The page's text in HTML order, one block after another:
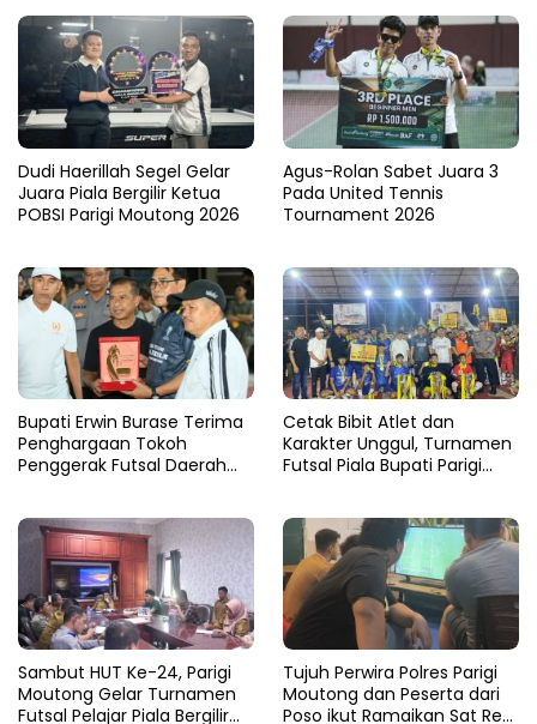
Dudi Haerillah Segel Gelar
Juara Piala Bergilir Ketua
POBSI Parigi Moutong 2026
Agus-Rolan Sabet Juara 3
Pada United Tennis
Tournament 2026
Bupati Erwin Burase Terima
Penghargaan Tokoh
Penggerak Futsal Daerah
Cetak Bibit Atlet dan
Karakter Unggul, Turnamen
Futsal Piala Bupati Parigi
Sambut HUT Ke-24, Parigi
Moutong Gelar Turnamen
Futsal Pelajar Piala Bergilir
Tujuh Perwira Polres Parigi
Moutong dan Peserta dari
Poso ikut Ramaikan Sat Res